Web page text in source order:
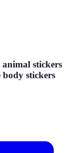
animal stickers
body stickers